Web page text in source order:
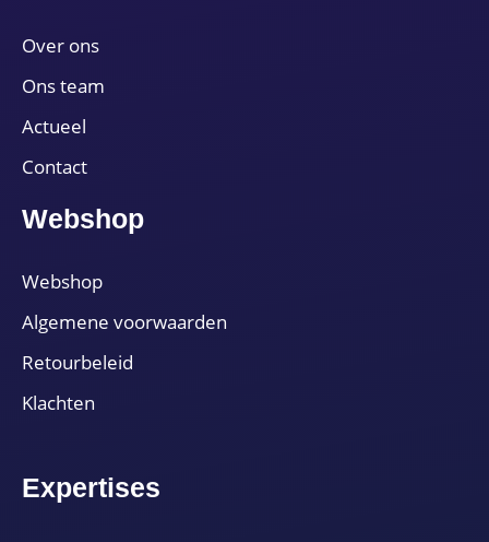
Over ons
Ons team
Actueel
Contact
Webshop
Webshop
Algemene voorwaarden
Retourbeleid
Klachten
Expertises